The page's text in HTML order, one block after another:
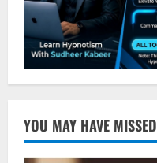
YOU MAY HAVE MISSED